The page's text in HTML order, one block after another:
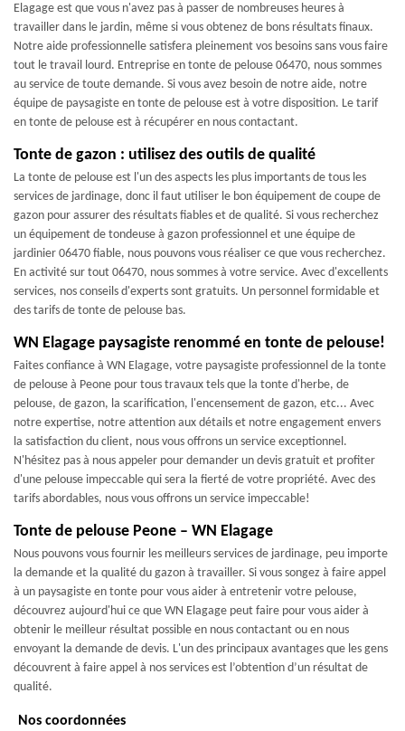
Elagage est que vous n'avez pas à passer de nombreuses heures à
travailler dans le jardin, même si vous obtenez de bons résultats finaux.
Notre aide professionnelle satisfera pleinement vos besoins sans vous faire
tout le travail lourd. Entreprise en tonte de pelouse 06470, nous sommes
au service de toute demande. Si vous avez besoin de notre aide, notre
équipe de paysagiste en tonte de pelouse est à votre disposition. Le tarif
en tonte de pelouse est à récupérer en nous contactant.
Tonte de gazon : utilisez des outils de qualité
La tonte de pelouse est l'un des aspects les plus importants de tous les
services de jardinage, donc il faut utiliser le bon équipement de coupe de
gazon pour assurer des résultats fiables et de qualité. Si vous recherchez
un équipement de tondeuse à gazon professionnel et une équipe de
jardinier 06470 fiable, nous pouvons vous réaliser ce que vous recherchez.
En activité sur tout 06470, nous sommes à votre service. Avec d'excellents
services, nos conseils d'experts sont gratuits. Un personnel formidable et
des tarifs de tonte de pelouse bas.
WN Elagage paysagiste renommé en tonte de pelouse!
Faites confiance à WN Elagage, votre paysagiste professionnel de la tonte
de pelouse à Peone pour tous travaux tels que la tonte d'herbe, de
pelouse, de gazon, la scarification, l'encensement de gazon, etc... Avec
notre expertise, notre attention aux détails et notre engagement envers
la satisfaction du client, nous vous offrons un service exceptionnel.
N'hésitez pas à nous appeler pour demander un devis gratuit et profiter
d'une pelouse impeccable qui sera la fierté de votre propriété. Avec des
tarifs abordables, nous vous offrons un service impeccable!
Tonte de pelouse Peone – WN Elagage
Nous pouvons vous fournir les meilleurs services de jardinage, peu importe
la demande et la qualité du gazon à travailler. Si vous songez à faire appel
à un paysagiste en tonte pour vous aider à entretenir votre pelouse,
découvrez aujourd'hui ce que WN Elagage peut faire pour vous aider à
obtenir le meilleur résultat possible en nous contactant ou en nous
envoyant la demande de devis. L'un des principaux avantages que les gens
découvrent à faire appel à nos services est l’obtention d’un résultat de
qualité.
Nos coordonnées